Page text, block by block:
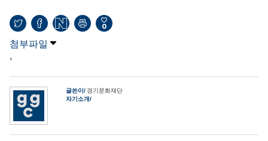
0
첨부파일
,
글쓴이
경기문화재단
자기소개